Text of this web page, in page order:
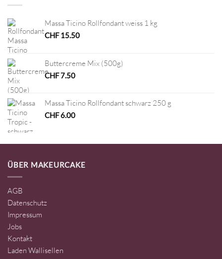
Massa Ticino Rollfondant weiss 1 kg
CHF15.50
Buttercreme Mix (500g)
CHF7.50
Massa Ticino Rollfondant schwarz 250 g
CHF6.00
ÜBER MAKEURCAKE
AGB
Datenschutz
Impressum
Jobs
Kontakt
Laden Wallisellen